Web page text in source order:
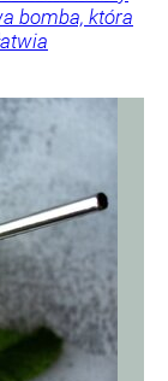
bomba, która